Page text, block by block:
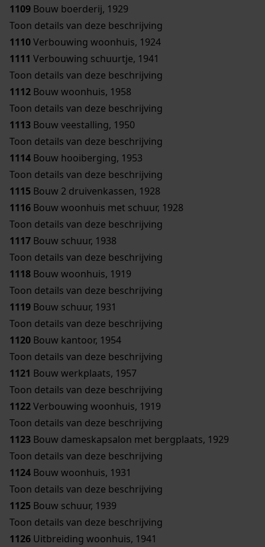
1109 Bouw boerderij, 1929
Toon details van deze beschrijving
1110Verbouwing woonhuis, 1924
1111 Verbouwing schuurtje, 1941
Toon details van deze beschrijving
1112 Bouw woonhuis, 1958
Toon details van deze beschrijving
1113 Bouw veestalling, 1950
Toon details van deze beschrijving
1114 Bouw hooiberging, 1953
Toon details van deze beschrijving
1115 Bouw 2 druivenkassen, 1928
1116 Bouw woonhuis met schuur, 1928
Toon details van deze beschrijving
1117 Bouw schuur, 1938
Toon details van deze beschrijving
1118 Bouw woonhuis, 1919
Toon details van deze beschrijving
1119 Bouw schuur, 1931
Toon details van deze beschrijving
1120 Bouw kantoor, 1954
Toon details van deze beschrijving
1121 Bouw werkplaats, 1957
Toon details van deze beschrijving
1122Verbouwing woonhuis, 1919
Toon details van deze beschrijving
1123 Bouw dameskapsalon met bergplaats, 1929
Toon details van deze beschrijving
1124 Bouw woonhuis, 1931
Toon details van deze beschrijving
1125 Bouw schuur, 1939
Toon details van deze beschrijving
1126 Uitbreiding woonhuis, 1941